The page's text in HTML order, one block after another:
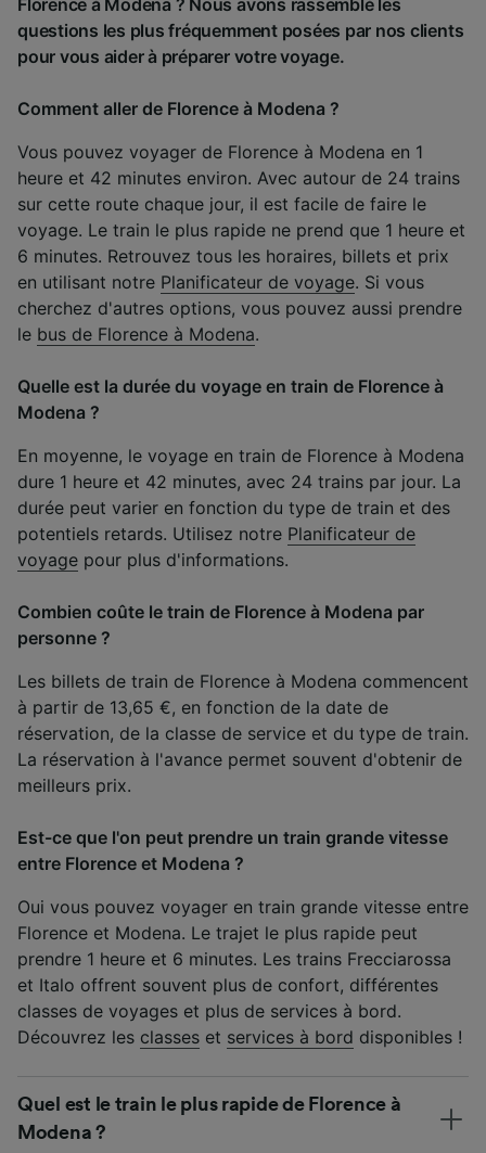
questions les plus fréquemment posées par nos clients
pour vous aider à préparer votre voyage.
Comment aller de Florence à Modena ?
Vous pouvez voyager de Florence à Modena en 1
heure et 42 minutes environ. Avec autour de 24 trains
sur cette route chaque jour, il est facile de faire le
voyage. Le train le plus rapide ne prend que 1 heure et
6 minutes. Retrouvez tous les horaires, billets et prix
en utilisant notre Planificateur de voyage. Si vous
cherchez d'autres options, vous pouvez aussi prendre
le bus de Florence à Modena.
Quelle est la durée du voyage en train de Florence à
Modena ?
En moyenne, le voyage en train de Florence à Modena
dure 1 heure et 42 minutes, avec 24 trains par jour. La
durée peut varier en fonction du type de train et des
potentiels retards. Utilisez notre Planificateur de
voyage pour plus d'informations.
Combien coûte le train de Florence à Modena par
personne ?
Les billets de train de Florence à Modena commencent
à partir de 13,65 €, en fonction de la date de
réservation, de la classe de service et du type de train.
La réservation à l'avance permet souvent d'obtenir de
meilleurs prix.
Est-ce que l'on peut prendre un train grande vitesse
entre Florence et Modena ?
Oui vous pouvez voyager en train grande vitesse entre
Florence et Modena. Le trajet le plus rapide peut
prendre 1 heure et 6 minutes. Les trains Frecciarossa
et Italo offrent souvent plus de confort, différentes
classes de voyages et plus de services à bord.
Découvrez les classes et services à bord disponibles !
Quel est le train le plus rapide de Florence à
Modena ?